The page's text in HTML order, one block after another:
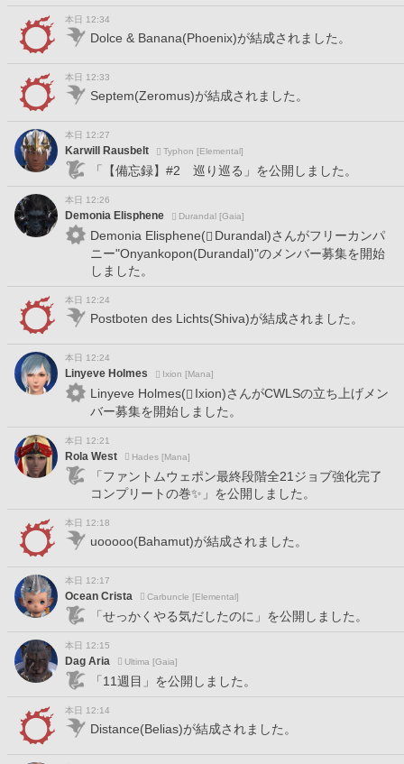
本日 12:34
Dolce & Banana(Phoenix)が結成されました。
本日 12:33
Septem(Zeromus)が結成されました。
本日 12:27
Karwill Rausbelt Typhon [Elemental]
「【備忘録】#2 巡り巡る」を公開しました。
本日 12:26
Demonia Elisphene Durandal [Gaia]
Demonia Elisphene(
Durandal)さんがフリーカンパ
ニー"Onyankopon(Durandal)"のメンバー募集を開始
しました。
本日 12:24
Postboten des Lichts(Shiva)が結成されました。
本日 12:24
Linyeve Holmes Ixion [Mana]
Linyeve Holmes(
Ixion)さんがCWLSの立ち上げメン
バー募集を開始しました。
本日 12:21
Rola West Hades [Mana]
「ファントムウェポン最終段階全21ジョブ強化完了
コンプリートの巻✨」を公開しました。
本日 12:18
uooooo(Bahamut)が結成されました。
本日 12:17
Ocean Crista Carbuncle [Elemental]
「せっかくやる気だしたのに」を公開しました。
本日 12:15
Dag Aria Ultima [Gaia]
「11週目」を公開しました。
本日 12:14
Distance(Belias)が結成されました。